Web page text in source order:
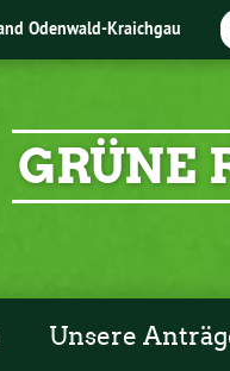
Odenwald-Kraichgau
GRÜNE
Unsere